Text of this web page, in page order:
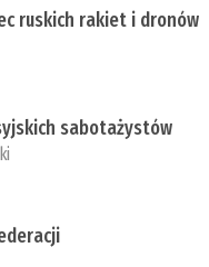
ruskich rakiet i dronów
sabotażystów